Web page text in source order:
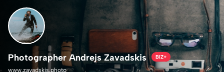
Photographer Andrejs Zavadskis BIZ+
www.zavadskis.photo